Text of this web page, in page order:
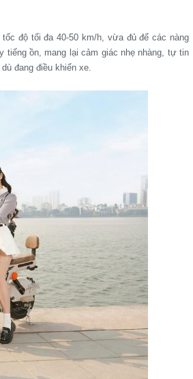
độ tối đa 40-50 km/h, vừa đủ để các nàng
tiếng ồn, mang lại cảm giác nhẹ nhàng, tự tin
đang điều khiển xe.